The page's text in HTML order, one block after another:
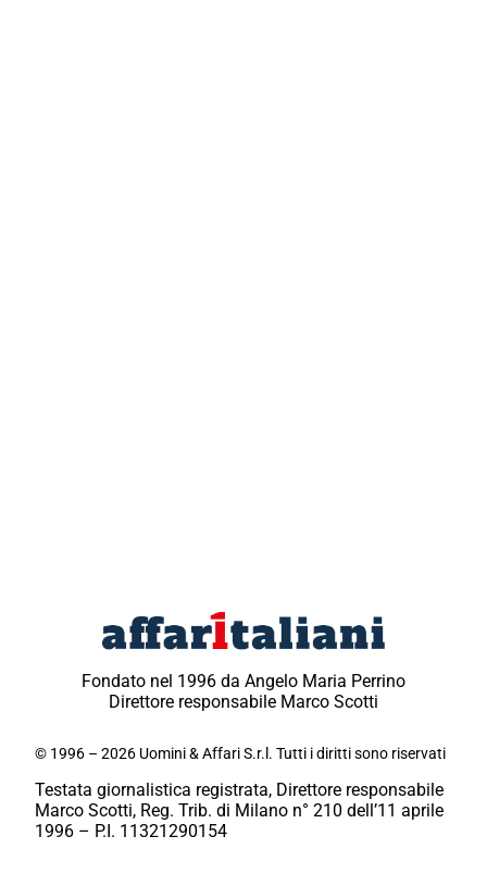
Fondato nel 1996 da Angelo Maria Perrino
Direttore responsabile Marco Scotti
© 1996 – 2026 Uomini & Affari S.r.l. Tutti i diritti sono riservati
Testata giornalistica registrata, Direttore responsabile
Marco Scotti, Reg. Trib. di Milano n° 210 dell’11 aprile
1996 – P.I. 11321290154